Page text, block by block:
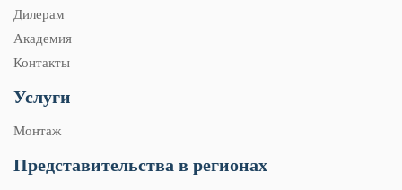
Дилерам
Академия
Контакты
Услуги
Монтаж
Представительства в регионах